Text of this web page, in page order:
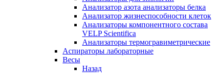
Анализатор азота анализаторы белка
Анализатор жизнеспособности клеток
Анализаторы компонентного состава
VELP Scientifica
Анализаторы термогравиметрические
Аспираторы лабораторные
Весы
Назад